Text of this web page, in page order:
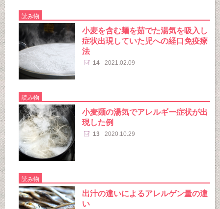
読み物
小麦を含む麺を茹でた湯気を吸入し
症状出現していた児への経口免疫療
法
14 2021.02.09
読み物
小麦麺の湯気でアレルギー症状が出
現した例
13 2020.10.29
読み物
出汁の違いによるアレルゲン量の違
い